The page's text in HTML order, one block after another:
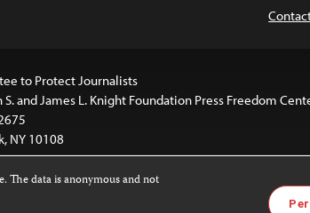
to Protect Journalists
S. and James L. Knight Foundation Press Freedom
NY 10108
Images and other
The data is anonymous and not